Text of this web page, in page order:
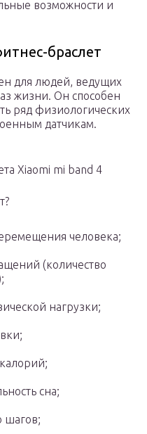
возможности и
браслет
для людей, ведущих
жизни. Он способен
ряд физиологических
датчикам.
Xiaomi mi band 4
человека;
(количество
нагрузки;
сна;
шагов;